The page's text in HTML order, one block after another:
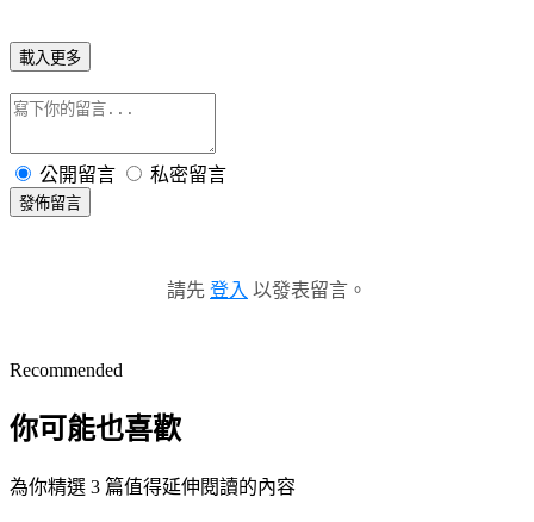
載入更多
公開留言 私密留言
發佈留言
請先 登入 以發表留言。
Recommended
你可能也喜歡
為你精選 3 篇值得延伸閱讀的內容